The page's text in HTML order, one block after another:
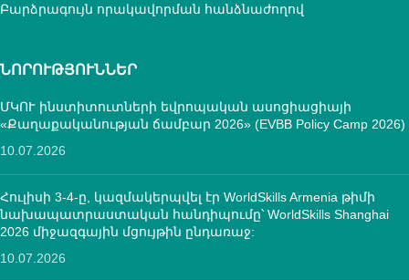
Բարձրագույն որակավորման հանձնաժողով
ՆՈՐՈՒԹՅՈՒՆՆԵՐ
ՄԿՈՒ ինստիտուտների եվրոպական ասոցիացիայի
«Քաղաքականության ճամբար 2026» (EVBB Policy Camp 2026)
10.07.2026
Հուլիսի 3-4-ը, կազմակերպվել էր WorldSkills Armenia թիմի
նախապատրաստական հանդիպումը՝ WorldSkills Shanghai
2026 միջազգային մցույթին ընդառաջ:
10.07.2026